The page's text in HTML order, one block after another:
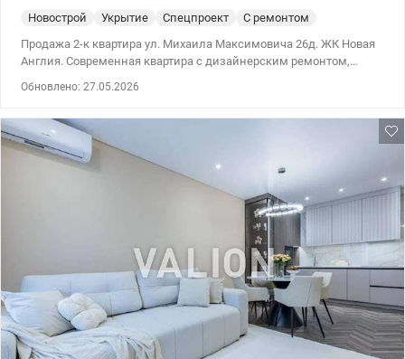
Новострой Укрытие Спецпроект
С ремонтом
Продажа 2-к квартира ул. Михаила Максимовича 26д. ЖК Новая
Англия. Современная квартира с дизайнерским ремонтом,
Обновлено: 27.05.2026